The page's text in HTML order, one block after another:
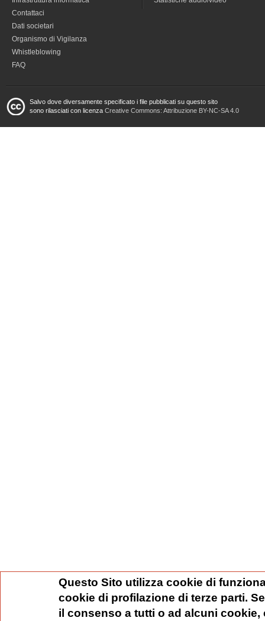
Contattaci
Dati societari
Organismo di Vigilanza
Whistleblowing
FAQ
Salvo dove diversamente specificato i file pubblicati su questo sito
sono rilasciati con licenza Creative Commons: Attribuzione BY-NC-SA 4.0
Questo Sito utilizza cookie di
cookie di profilazione di terze parti.
il consenso a tutti o ad alcuni